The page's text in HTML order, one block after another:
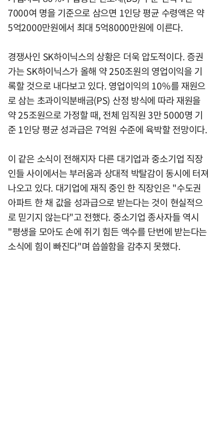
7000여 명을 기준으로 삼으면 1인당 평균 수령액은 약
5억2000만원에서 최대 5억8000만원에 이른다.
경쟁사인 SK하이닉스의 상황은 더욱 압도적이다. 증권
가는 SK하이닉스가 올해 약 250조원의 영업이익을 기
록할 것으로 내다보고 있다. 영업이익의 10%를 재원으
로 삼는 초과이익분배금(PS) 산정 방식에 따라 재원을
약 25조원으로 가정할 때, 전체 임직원 3만 5000명 기
준 1인당 평균 성과급은 7억원 수준에 육박할 전망이다.
이 같은 소식이 전해지자 다른 대기업과 중소기업 직장
인들 사이에서는 부러움과 상대적 박탈감이 동시에 터져
나오고 있다. 대기업에 재직 중인 한 직장인은 "수도권
아파트 한 채 값을 성과급으로 받는다는 것이 현실적으
로 믿기지 않는다"고 전했다. 중소기업 종사자들 역시
"평생을 모아도 손에 쥐기 힘든 액수를 단번에 받는다는
소식에 힘이 빠진다"며 씁쓸함을 감추지 못했다.